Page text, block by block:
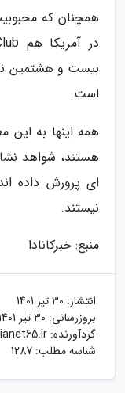
همچنان که
است.
همه اینها به
هستند، شواهد
ای پرورش داده
نیستند.
منبع: خبرکانادا
انتشار: 30 تیر 1401
بروزرسانی: 30 تیر 1401
گردآورنده:
شناسه مطلب: 1287